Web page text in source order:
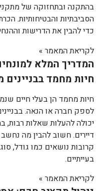
בהתקנה ובתחזוקה של
הסביבתיות והבטיחותיות.
כדי להבין את הדרישות
לקריאת המאמר »
המדריך המלא
חיות מחמד בבניינים
חיות מחמד הן בעלי חיים
לספק חברה או הנאה.
יכולה להעלות שאלות רבות,
דיירים. חשוב להבין מה
קרובות נושאים כמו גודל,
בעייתיים.
לקריאת המאמר »